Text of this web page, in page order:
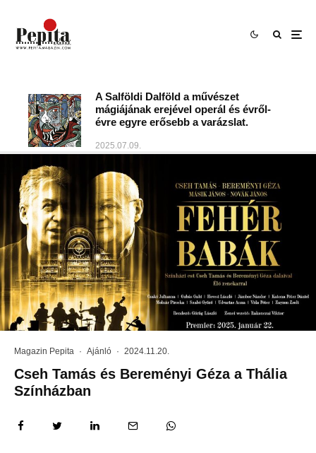
A Salföldi Dalföld a művészet
mágiájának erejével operál és évről-
évre egyre erősebb a varázslat.
2025.07.09.
Magazin Pepita · Ajánló · 2024.11.20.
Cseh Tamás és Bereményi Géza a Thália
Színházban